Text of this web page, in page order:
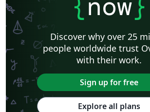
Discover why over 25
people worldwide trust
with their work.
Sign up for free
Explore all plans